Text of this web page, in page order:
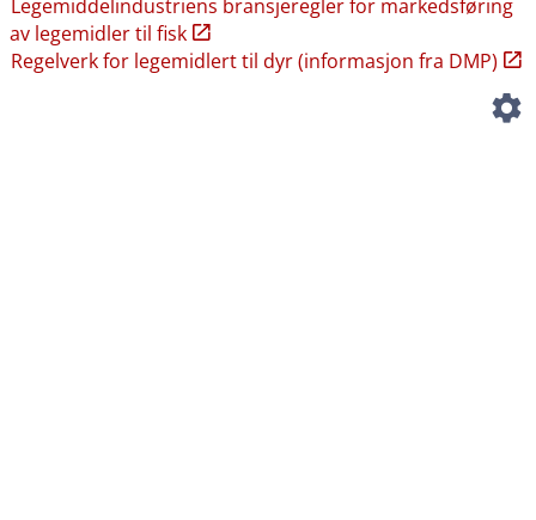
Legemiddelindustriens bransjeregler for markedsføring
av legemidler til fisk
Regelverk for legemidlert til dyr (informasjon fra DMP)